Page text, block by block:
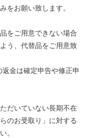
をお願い致します。
をご用意できない場合
う、代替品をご用意致
金は確定申告や修正申
だいていない長期不在
のお受取り」に対する
。